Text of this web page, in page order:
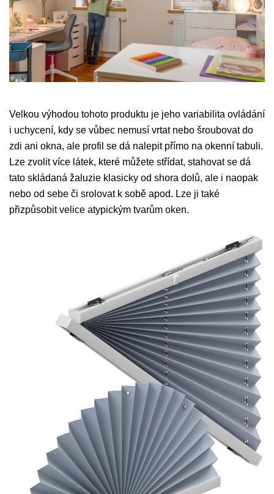
Velkou výhodou tohoto produktu je jeho variabilita ovládání
i uchycení, kdy se vůbec nemusí vrtat nebo šroubovat do
zdi ani okna, ale profil se dá nalepit přímo na okenní tabuli.
Lze zvolit více látek, které můžete střídat, stahovat se dá
tato skládaná žaluzie klasicky od shora dolů, ale i naopak
nebo od sebe či srolovat k sobě apod. Lze ji také
přizpůsobit velice atypickým tvarům oken.